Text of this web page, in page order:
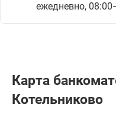
ежедневно,
Карта
Котельниково